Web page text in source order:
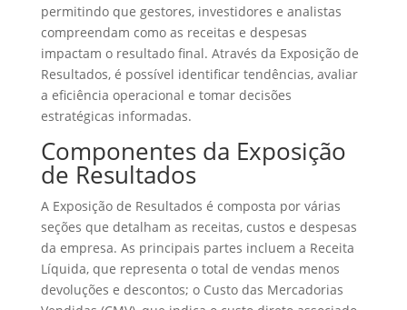
permitindo que gestores, investidores e analistas
compreendam como as receitas e despesas
impactam o resultado final. Através da Exposição de
Resultados, é possível identificar tendências, avaliar
a eficiência operacional e tomar decisões
estratégicas informadas.
Componentes da Exposição
de Resultados
A Exposição de Resultados é composta por várias
seções que detalham as receitas, custos e despesas
da empresa. As principais partes incluem a Receita
Líquida, que representa o total de vendas menos
devoluções e descontos; o Custo das Mercadorias